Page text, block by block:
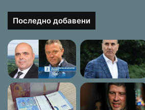
Последно добавени